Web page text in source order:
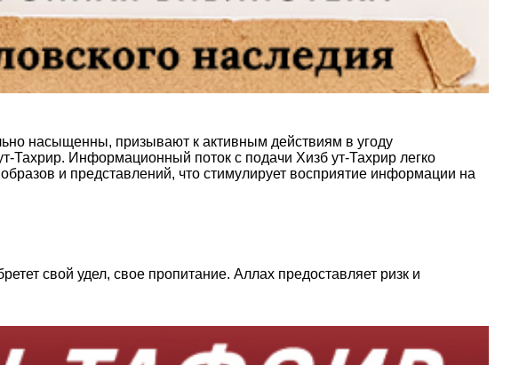
насыщенны, призывают к активным действиям в угоду
Тахрир. Информационный поток с подачи Хизб ут-Тахрир легко
и представлений, что стимулирует восприятие информации на
свой удел, свое пропитание. Аллах предоставляет ризк и